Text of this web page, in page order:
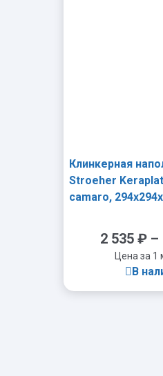
Клинкерная
Stroeher
camaro,
2 535 ₽ –
Цена за 1
В